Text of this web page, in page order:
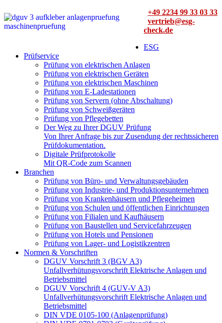
+49 2234 99 33 03 33
vertrieb@esg-
check.de
ESG
Prüfservice
Prüfung von elektrischen Anlagen
Prüfung von elektrischen Geräten
Prüfung von elektrischen Maschinen
Prüfung von E-Ladestationen
Prüfung von Servern (ohne Abschaltung)
Prüfung von Schweißgeräten
Prüfung von Pflegebetten
Der Weg zu Ihrer DGUV Prüfung
Von Ihrer Anfrage bis zur Zusendung der rechtssicheren
Prüfdokumentation.
Digitale Prüfprotokolle
Mit QR-Code zum Scannen
Branchen
Prüfung von Büro- und Verwaltungsgebäuden
Prüfung von Industrie- und Produktionsunternehmen
Prüfung von Krankenhäusern und Pflegeheimen
Prüfung von Schulen und öffentlichen Einrichtungen
Prüfung von Filialen und Kaufhäusern
Prüfung von Baustellen und Servicefahrzeugen
Prüfung von Hotels und Pensionen
Prüfung von Lager- und Logistikzentren
Normen & Vorschriften
DGUV Vorschrift 3 (BGV A3)
Unfallverhütungsvorschrift Elektrische Anlagen und
Betriebsmittel
DGUV Vorschrift 4 (GUV-V A3)
Unfallverhütungsvorschrift Elektrische Anlagen und
Betriebsmittel
DIN VDE 0105-100 (Anlagenprüfung)